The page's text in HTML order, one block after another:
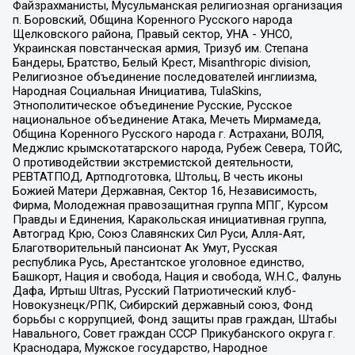
Файзрахманисты, Мусульманская религиозная организация
п. Боровский, Община Коренного Русского народа
Щелковского района, Правый сектор, УНА - УНСО,
Украинская повстанческая армия, Тризуб им. Степана
Бандеры, Братство, Белый Крест, Misanthropic division,
Религиозное объединение последователей инглиизма,
Народная Социальная Инициатива, TulaSkins,
Этнополитическое объединение Русские, Русское
национальное объединение Атака, Мечеть Мирмамеда,
Община Коренного Русского народа г. Астрахани, ВОЛЯ,
Меджлис крымскотатарского народа, Рубеж Севера, ТОЙС,
О противодействии экстремистской деятельности,
РЕВТАТПОД, Артподготовка, Штольц, В честь иконы
Божией Матери Державная, Сектор 16, Независимость,
Фирма, Молодежная правозащитная группа МПГ, Курсом
Правды и Единения, Каракольская инициативная группа,
Автоград Крю, Союз Славянских Сил Руси, Алля-Аят,
Благотворительный пансионат Ак Умут, Русская
республика Русь, Арестантское уголовное единство,
Башкорт, Нация и свобода, Нация и свобода, W.H.С., Фалунь
Дафа, Иртыш Ultras, Русский Патриотический клуб-
Новокузнецк/РПК, Сибирский державный союз, Фонд
борьбы с коррупцией, Фонд защиты прав граждан, Штабы
Навального, Совет граждан СССР Прикубанского округа г.
Краснодара, Мужское государство, Народное